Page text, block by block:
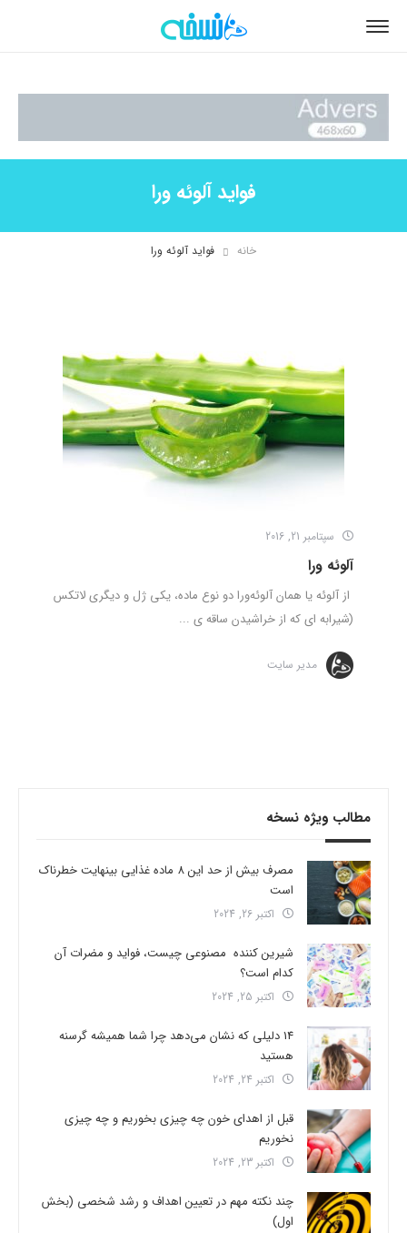
فواید آلوئه ورا
خانه فواید آلوئه ورا
سپتامبر 21, 2016
آلوئه ورا
از آلوئه‌ یا همان آلوئه‌ورا دو نوع ماده، یکی ژل و دیگری لاتکس
(شیرابه ای که از خراشیدن ساقه ی ...
مدیر سایت
مطالب ویژه نسخه
مصرف بیش از حد این 8 ماده غذایی بینهایت خطرناک
است
اکتبر 26, 2024
شیرین کننده مصنوعی چیست، فواید و مضرات آن
کدام است؟
اکتبر 25, 2024
14 دلیلی که نشان می‌دهد چرا شما همیشه گرسنه
هستید
اکتبر 24, 2024
قبل از اهدای خون چه چیزی بخوریم و چه چیزی
نخوریم
اکتبر 23, 2024
چند نکته مهم در تعیین اهداف و رشد شخصی (بخش
اول)